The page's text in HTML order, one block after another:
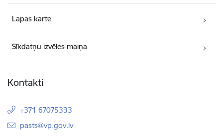
Lapas karte
Sīkdatņu izvēles maiņa
Kontakti
+371 67075333
E-pasts:
pasts@vp.gov.lv